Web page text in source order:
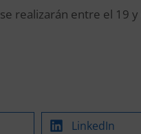
se realizarán entre el 19
LinkedIn